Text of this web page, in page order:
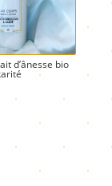
d’ânesse bio